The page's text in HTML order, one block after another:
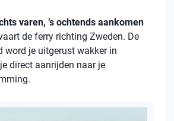
varen, ’s ochtends aankomen
de ferry richting Zweden. De
word je uitgerust wakker in
direct aanrijden naar je